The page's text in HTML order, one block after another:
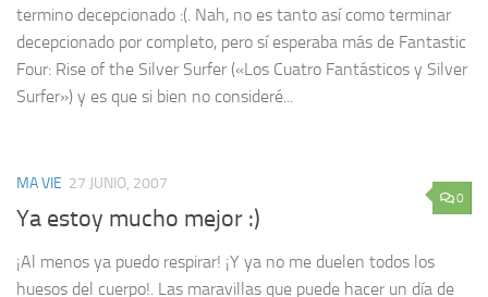
termino decepcionado :(. Nah, no es tanto así como terminar
decepcionado por completo, pero sí esperaba más de Fantastic
Four: Rise of the Silver Surfer («Los Cuatro Fantásticos y Silver
Surfer») y es que si bien no consideré...
0
MA VIE 27 JUNIO, 2007
Ya estoy mucho mejor :)
¡Al menos ya puedo respirar! ¡Y ya no me duelen todos los
huesos del cuerpo!. Las maravillas que puede hacer un día de